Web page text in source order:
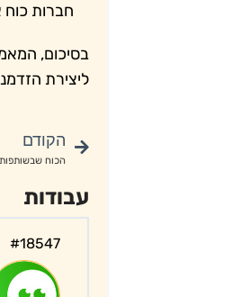
חברות
בסיכום,
ליצירת
הקודם
הכוח
עבודות
#18547